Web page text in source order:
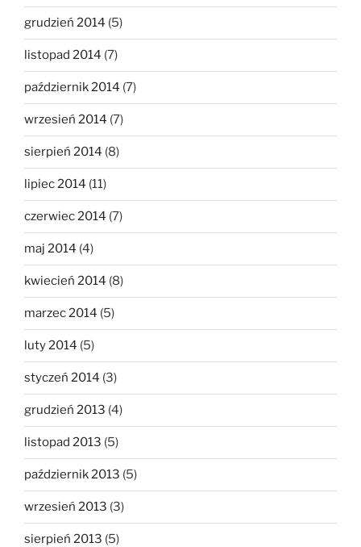
grudzień 2014 (5)
listopad 2014 (7)
październik 2014 (7)
wrzesień 2014 (7)
sierpień 2014 (8)
lipiec 2014 (11)
czerwiec 2014 (7)
maj 2014 (4)
kwiecień 2014 (8)
marzec 2014 (5)
luty 2014 (5)
styczeń 2014 (3)
grudzień 2013 (4)
listopad 2013 (5)
październik 2013 (5)
wrzesień 2013 (3)
sierpień 2013 (5)